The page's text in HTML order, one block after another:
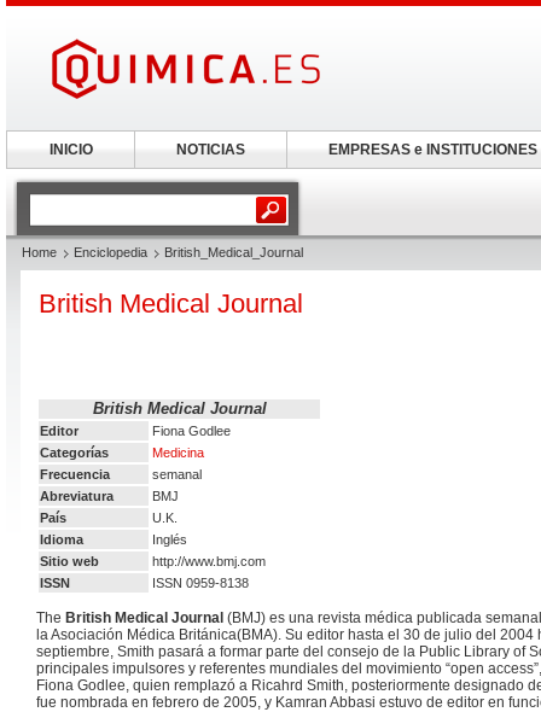
Home Enciclopedia British_Medical_Journal
British Medical Journal
British Medical Journal
Editor
Fiona Godlee
Categorías
Medicina
Frecuencia
semanal
Abreviatura
BMJ
País
U.K.
Idioma
Inglés
Sitio web
http://www.bmj.com
ISSN
ISSN 0959-8138
The British Medical Journal (BMJ) es una revista médica publicada
la Asociación Médica Británica(BMA). Su editor hasta el 30 de julio del 2004
septiembre, Smith pasará a formar parte del consejo de la Public Library of
principales impulsores y referentes mundiales del movimiento “open
Fiona Godlee, quien remplazó a Ricahrd Smith, posteriormente designado
fue nombrada en febrero de 2005, y Kamran Abbasi estuvo de editor en
INICIO NOTICIAS EMPRESAS e INSTITUCIONES